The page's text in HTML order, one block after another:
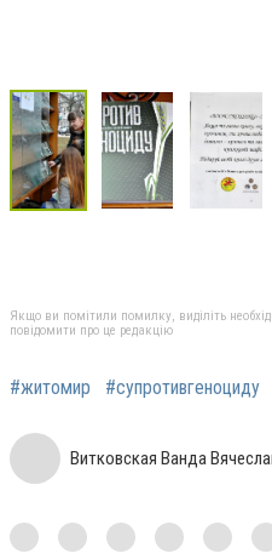
Якщо ви помітили помилку, виділіть
повідомити про це редакцію
#житомир #супротивгеноциду
Витковская Ванда